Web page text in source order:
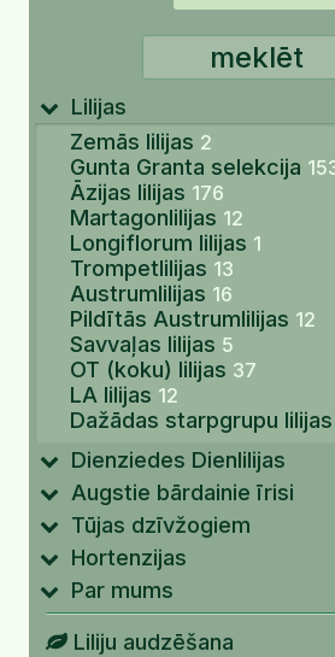
Lilijas
Zemās lilijas 2
Gunta Granta selekcija
Āzijas lilijas 176
Martagonlilijas 12
Longiflorum lilijas 1
Trompetlilijas 13
Austrumlilijas 16
Pildītās Austrumlilijas 12
Savvaļas lilijas 5
OT (koku) lilijas 37
LA lilijas 12
Dažādas starpgrupu lilijas
Dienziedes Dienlilijas
Augstie bārdainie īrisi
Tūjas dzīvžogiem
Hortenzijas
Par mums
Liliju audzēšana